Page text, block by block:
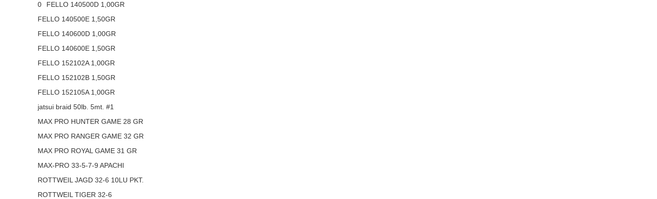
0
FELLO 140500D 1,00GR
FELLO 140500E 1,50GR
FELLO 140600D 1,00GR
FELLO 140600E 1,50GR
FELLO 152102A 1,00GR
FELLO 152102B 1,50GR
FELLO 152105A 1,00GR
jatsui braid 50lb. 5mt. #1
MAX PRO HUNTER GAME 28 GR
MAX PRO RANGER GAME 32 GR
MAX PRO ROYAL GAME 31 GR
MAX-PRO 33-5-7-9 APACHI
ROTTWEIL JAGD 32-6 10LU PKT.
ROTTWEIL TIGER 32-6